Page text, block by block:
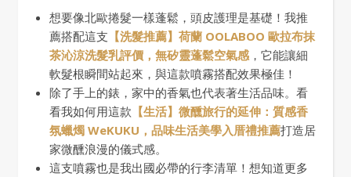
想要像北歐捲髮一樣蓬鬆，頭皮護理是基礎！我推
薦搭配這支 【洗髮推薦】荷蘭 OOLABOO 歐拉布抹
茶沁涼洗髮乳評價，無矽靈蓬鬆空氣感 ，它能讓細
軟髮根瞬間站起來，與這款噴霧搭配效果極佳！
除了手上的錶，家中的香氣也代表著生活品味。看
看我如何用這款 【生活】微醺旅行的延伸：質感香
氛蠟燭 WeKUKU，品味生活美學入厝禮推薦打造居
家微醺浪漫的儀式感。
這支噴霧也是我出國必帶的行李清單！想知道更多